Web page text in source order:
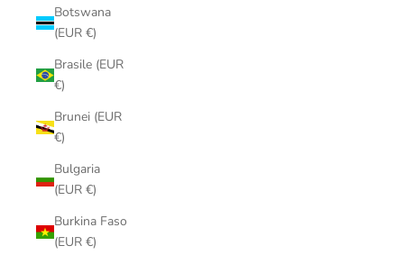
Botswana
(EUR €)
Brasile (EUR
€)
Brunei (EUR
€)
Bulgaria
(EUR €)
Burkina Faso
(EUR €)